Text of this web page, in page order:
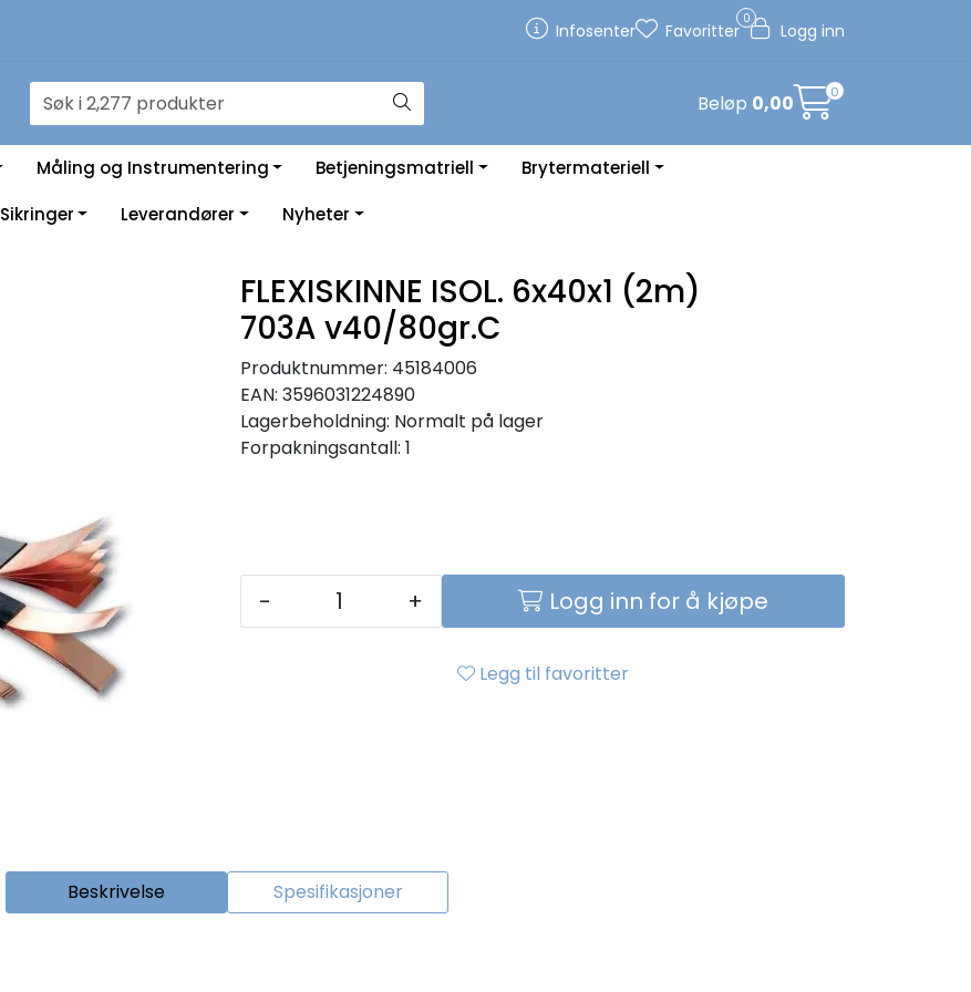
Infosenter
0
Favoritter Logg inn
Beløp 0,00 0
Måling og Instrumentering Betjeningsmatriell
Brytermateriell
Sikringer Leverandører Nyheter
FLEXISKINNE ISOL. 6x40x1 (2m)
703A v40/80gr.C
Produktnummer: 45184006
EAN: 3596031224890
Lagerbeholdning: Normalt på lager
Forpakningsantall: 1
- + Logg inn for å kjøpe
Legg til favoritter
Beskrivelse Spesifikasjoner